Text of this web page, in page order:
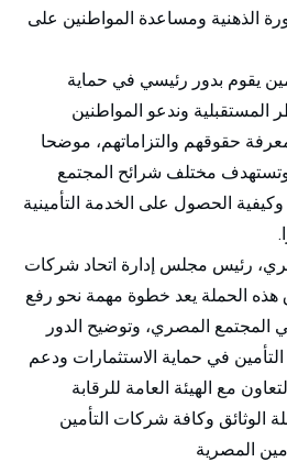
الذهنية ومساعدة المواطنين على
يقوم بدور رئيسي في حماية
المستقبلية وندعو المواطنين
حقوقهم والتزاماتهم، موضحا
وتستهدف مختلف شرائح المجتمع
الحصول على الخدمة التأمينية
رئيس مجلس إدارة اتحاد شركات
هذه الحملة يعد خطوة مهمة نحو رفع
المجتمع المصري، وتوضيح الدور
في حماية الاستثمارات ودعم
مع الهيئة العامة للرقابة
الوثائق وكافة شركات التأمين
المصرية